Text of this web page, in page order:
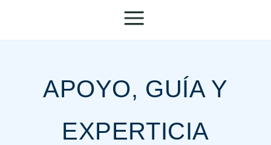
APOYO, GUÍA Y
EXPERTICIA